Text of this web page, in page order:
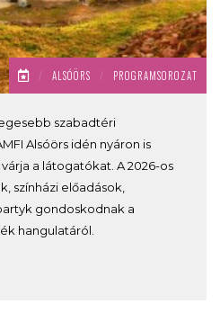
/ ALSÓÖRS / PROGRAMSOROZAT
szabadtéri
Alsóörs idén nyáron is
a látogatókat. A 2026-os
színházi előadások,
gondoskodnak a
hangulatáról.